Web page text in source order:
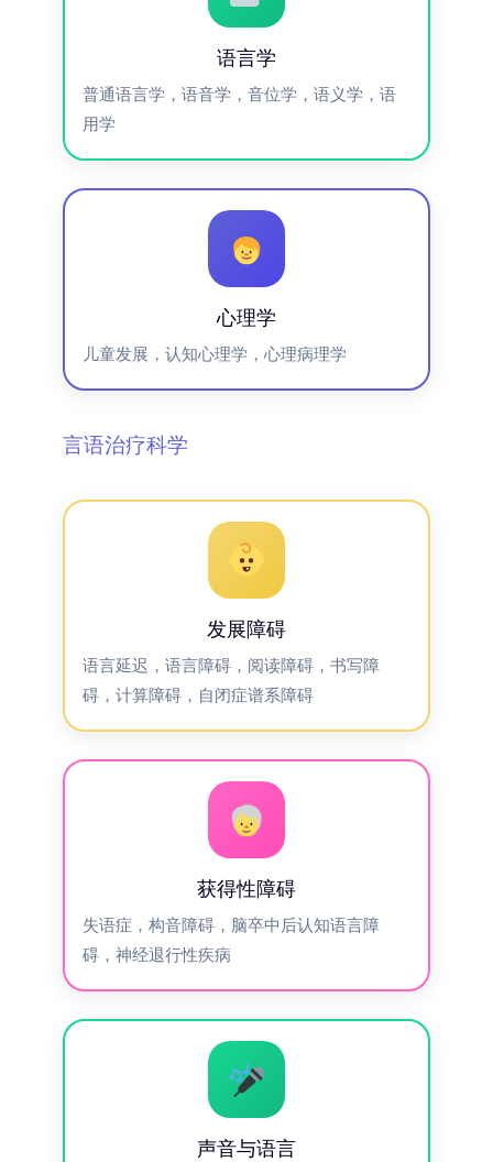
语言学
普通语言学，语音学，音位学，语义学，语
用学
心理学
儿童发展，认知心理学，心理病理学
言语治疗科学
发展障碍
语言延迟，语言障碍，阅读障碍，书写障
碍，计算障碍，自闭症谱系障碍
获得性障碍
失语症，构音障碍，脑卒中后认知语言障
碍，神经退行性疾病
声音与语言